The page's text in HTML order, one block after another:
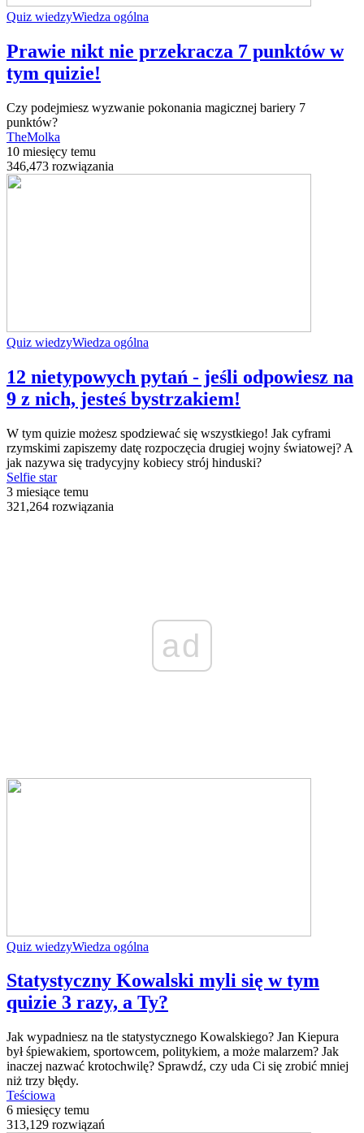
Quiz wiedzyWiedza ogólna
Prawie nikt nie przekracza 7 punktów w
tym quizie!
Czy podejmiesz wyzwanie pokonania magicznej bariery 7
punktów?
TheMolka
10 miesięcy temu
346,473 rozwiązania
Quiz wiedzyWiedza ogólna
12 nietypowych pytań - jeśli odpowiesz na
9 z nich, jesteś bystrzakiem!
W tym quizie możesz spodziewać się wszystkiego! Jak cyframi
rzymskimi zapiszemy datę rozpoczęcia drugiej wojny światowej? A
jak nazywa się tradycyjny kobiecy strój hinduski?
Selfie star
3 miesiące temu
321,264 rozwiązania
ad
Quiz wiedzyWiedza ogólna
Statystyczny Kowalski myli się w tym
quizie 3 razy, a Ty?
Jak wypadniesz na tle statystycznego Kowalskiego? Jan Kiepura
był śpiewakiem, sportowcem, politykiem, a może malarzem? Jak
inaczej nazwać krotochwilę? Sprawdź, czy uda Ci się zrobić mniej
niż trzy błędy.
Teściowa
6 miesięcy temu
313,129 rozwiązań